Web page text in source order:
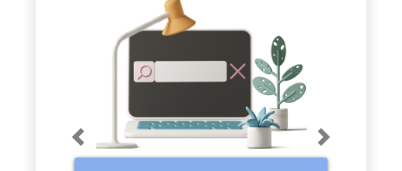
Previous Next